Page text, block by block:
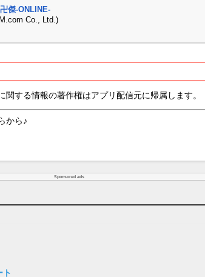
傑-ONLINE-
Co., Ltd.)
関する情報の著作権はアプリ配信元に帰属します。
から♪
Sponsored ads
ト